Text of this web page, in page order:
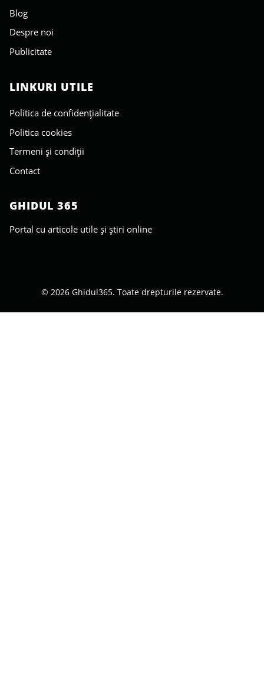
Blog
Despre noi
Publicitate
LINKURI UTILE
Politica de confidențialitate
Politica cookies
Termeni și condiții
Contact
GHIDUL 365
Portal cu articole utile și știri online
© 2026 Ghidul365. Toate drepturile rezervate.